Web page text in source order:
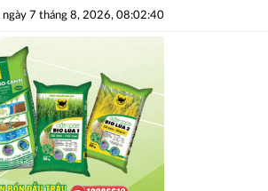
ngày 7 tháng 8, 2026, 08:02:42